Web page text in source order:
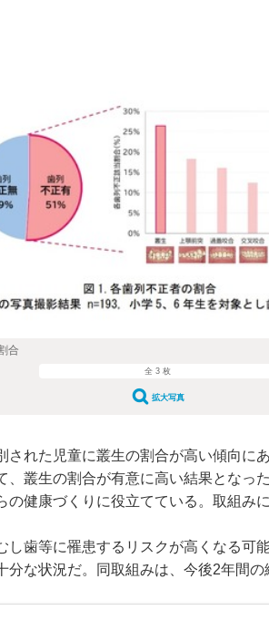
合
全 3 枚
拡大写真
れた児童に叢生の割合が高い傾向に
叢生の割合が有意に高い結果となった
健康づくりに役立てている。取組み
歯等に罹患するリスクが高くなる可
な状況だ。同取組みは、今後2年間の